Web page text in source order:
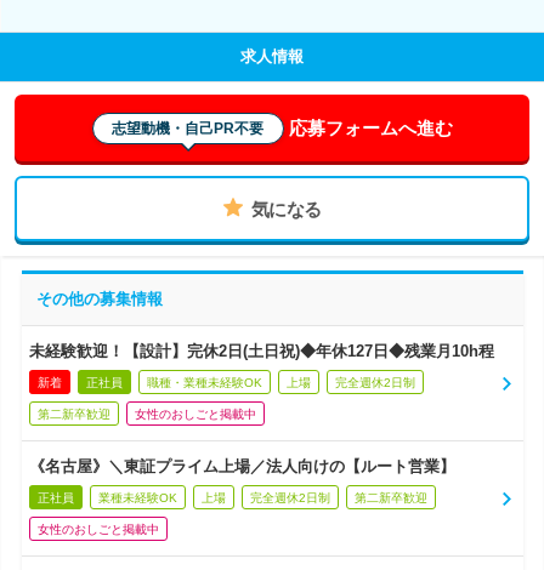
求人情報
志望動機・自己PR不要 応募フォームへ進む
気になる
その他の募集情報
未経験歓迎！【設計】完休2日(土日祝)◆年休127日◆残業月10h程
新着 正社員 職種・業種未経験OK 上場 完全週休2日制
第二新卒歓迎 女性のおしごと掲載中
《名古屋》＼東証プライム上場／法人向けの【ルート営業】
正社員 業種未経験OK 上場 完全週休2日制 第二新卒歓迎
女性のおしごと掲載中